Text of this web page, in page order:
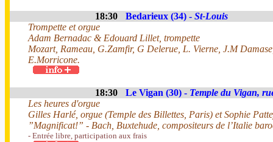
18:30 Bedarieux (34) - St-Louis
Trompette et orgue
Adam Bernadac & Edouard Lillet, trompette
Mozart, Rameau, G.Zamfir, G Delerue, L. Vierne, J.M
E.Morricone.
18:30 Le Vigan (30) - Temple du Vigan,
Les heures d'orgue
Gilles Harlé, orgue (Temple des Billettes, Paris) et Sophie
”Magnificat!” - Bach, Buxtehude, compositeurs de l’Italie
- Entrée libre, participation aux frais